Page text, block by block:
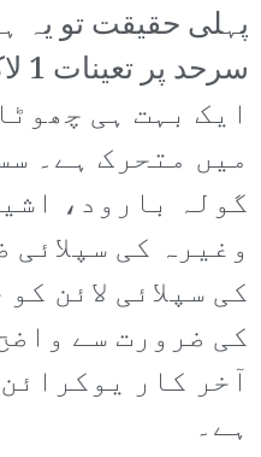
پہلی حقیقت تو یہ
ایک بہت ہی
میں متحرک ہے۔
گولہ بارود،
وغیرہ کی
کی سپلائی لائن
کی ضرورت سے
آخر کار
ہے۔